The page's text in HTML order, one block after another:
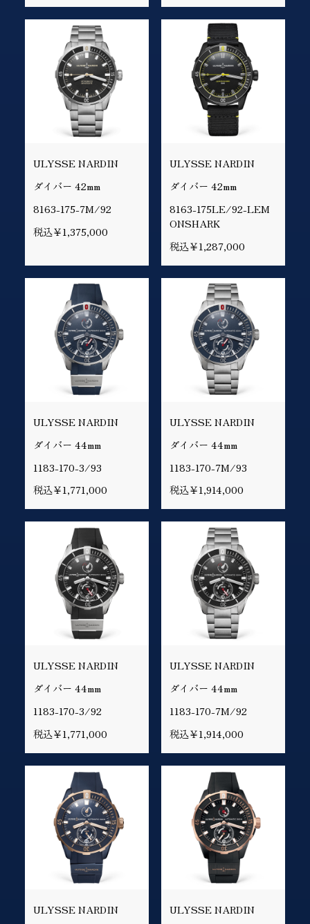
ULYSSE NARDIN
ダイバー 42mm
8163-175-7M/92
税込￥1,375,000
ULYSSE NARDIN
ダイバー 42mm
8163-175LE/92-LEM
ONSHARK
税込￥1,287,000
ULYSSE NARDIN
ダイバー 44mm
1183-170-3/93
税込￥1,771,000
ULYSSE NARDIN
ダイバー 44mm
1183-170-7M/93
税込￥1,914,000
ULYSSE NARDIN
ダイバー 44mm
1183-170-3/92
税込￥1,771,000
ULYSSE NARDIN
ダイバー 44mm
1183-170-7M/92
税込￥1,914,000
ULYSSE NARDIN
ULYSSE NARDIN